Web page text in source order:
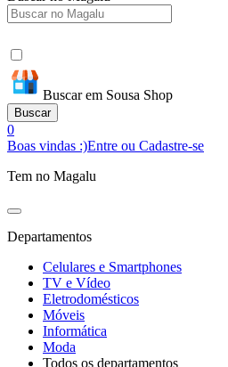
Buscar em Sousa Shop
Buscar
0
Boas vindas :)Entre ou Cadastre-se
Tem no Magalu
Departamentos
Celulares e Smartphones
TV e Vídeo
Eletrodomésticos
Móveis
Informática
Moda
Todos os departamentos